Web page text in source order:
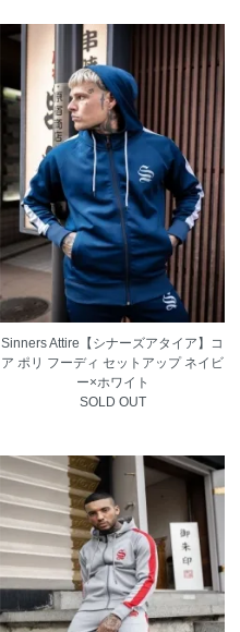
Sinners Attire【シナーズアタイア】コ
ア ポリ フーディ セットアップ ネイビ
ー×ホワイト
SOLD OUT